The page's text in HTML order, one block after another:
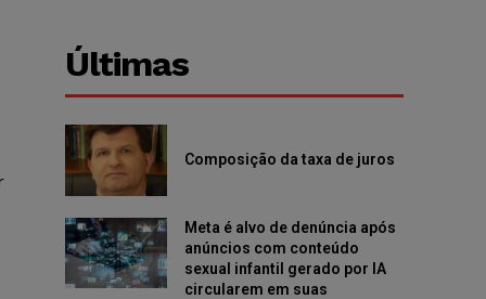
Últimas
Composição da taxa de juros
Meta é alvo de denúncia após
anúncios com conteúdo
sexual infantil gerado por IA
circularem em suas